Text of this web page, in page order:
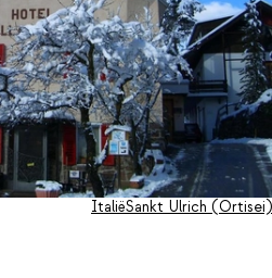
ItaliëSankt Ulrich (Ortisei)